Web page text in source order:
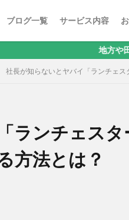
ブログ一覧 サービス内容
地方や田舎での経営・
社長が知らないとヤバイ「ランチェ
ランチェスタ
方法とは？